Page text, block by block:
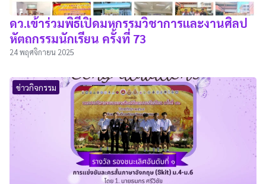
ดว.เข้าร่วมพิธีเปิดมหกรรมวิชาการและงานศิลป
หัตถกรรมนักเรียน ครั้งที่ 73
24 พฤศจิกายน 2025
ข่าวกิจกรรม